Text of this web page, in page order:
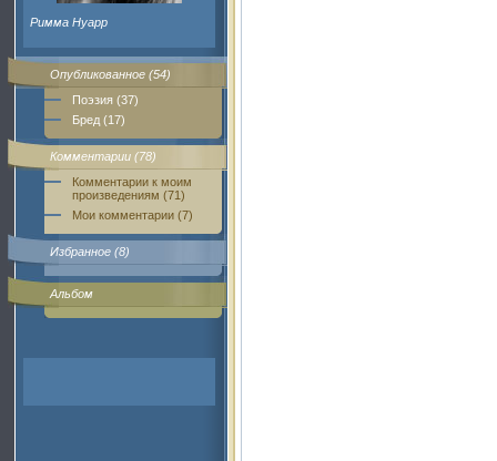
Римма Нуарр
Опубликованное (54)
Поэзия (37)
Бред (17)
Комментарии (78)
Комментарии к моим
произведениям (71)
Мои комментарии (7)
Избранное (8)
Альбом